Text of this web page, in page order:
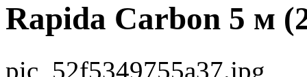
Rapida Carbon 5 м
pic_52f5349755a37.jpg